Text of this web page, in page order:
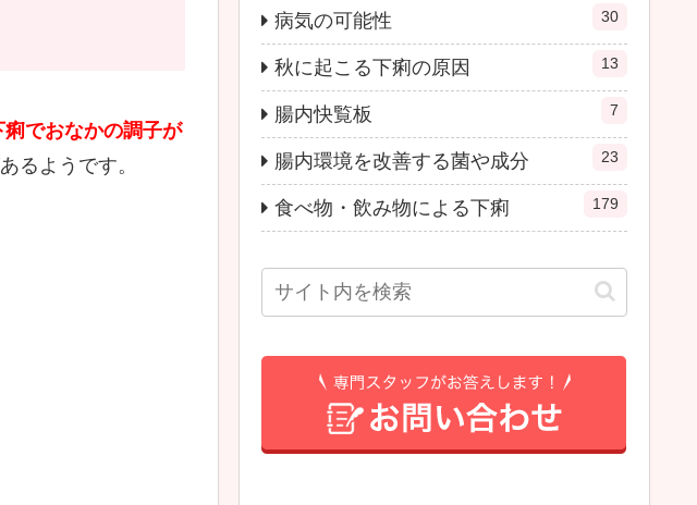
痢でおなかの調子が
るようです。
病気の可能性 30
秋に起こる下痢の原因 13
腸内快覧板 7
腸内環境を改善する菌や成分 23
食べ物・飲み物による下痢 179